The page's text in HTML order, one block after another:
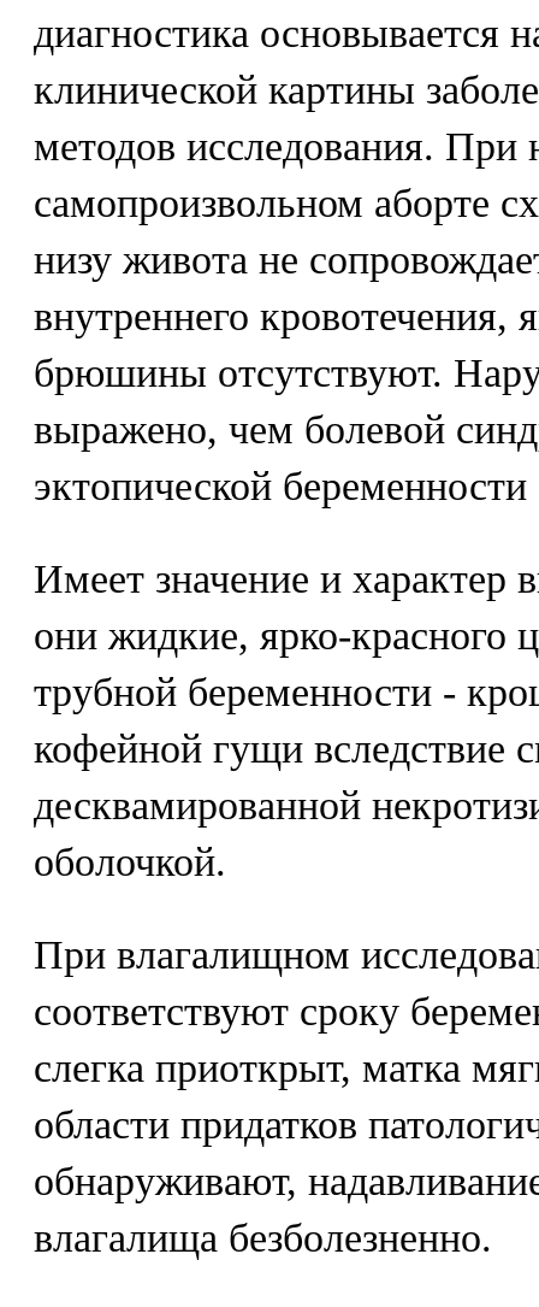
диагностика основывается
клинической картины
методов исследования. При
самопроизвольном аборте
низу живота не
внутреннего кровотечения,
брюшины отсутствуют.
выражено, чем болевой
эктопической
Имеет значение и характер
они жидкие, ярко-красного
трубной беременности -
кофейной гущи вследствие
десквамированной
оболочкой.
При влагалищном
соответствуют сроку
слегка приоткрыт, матка
области придатков
обнаруживают,
влагалища безболезненно.